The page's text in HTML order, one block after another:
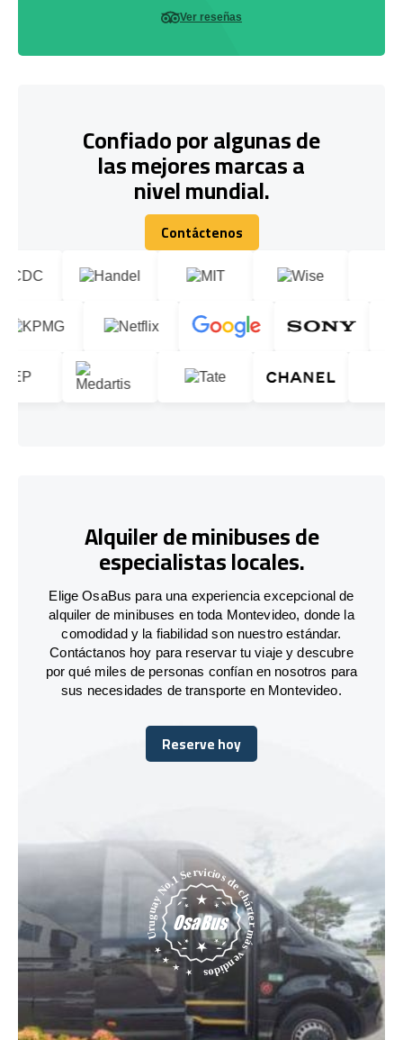
Ver reseñas
Confiado por algunas de
las mejores marcas a
nivel mundial.
Contáctenos
Contáctenos
Alquiler de minibuses de
especialistas locales.
Elige OsaBus para una experiencia excepcional de
alquiler de minibuses en toda Montevideo, donde la
comodidad y la fiabilidad son nuestro estándar.
Contáctanos hoy para reservar tu viaje y descubre
por qué miles de personas confían en nosotros para
sus necesidades de transporte en Montevideo.
Reserve hoy
Reserve hoy